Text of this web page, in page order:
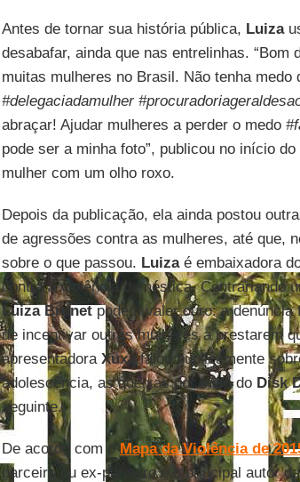
Antes de tornar sua história pública, Luiza
desabafar, ainda que nas entrelinhas.
muitas mulheres no Brasil. Não tenha medo
#delegaciadamulher
abraçar! Ajudar mulheres a perder o medo
pode ser a minha foto”, publicou no início
mulher com um olho roxo.
Depois da publicação, ela ainda postou
de agressões contra as mulheres, até que,
sobre o que passou. Luizaé embaixadora
contra a violência doméstica. Contrariando
Luiza Brunetpodem valer ouro: a denúncia
de incentivar outras mulheres a prestarem
apresentadora Xuxa falou publicamente
adolescência, as queixas por meio do Disk
seguinte.
De acordo com oMapa da Violência de
parceiro ou ex-parceiro é o principal autor